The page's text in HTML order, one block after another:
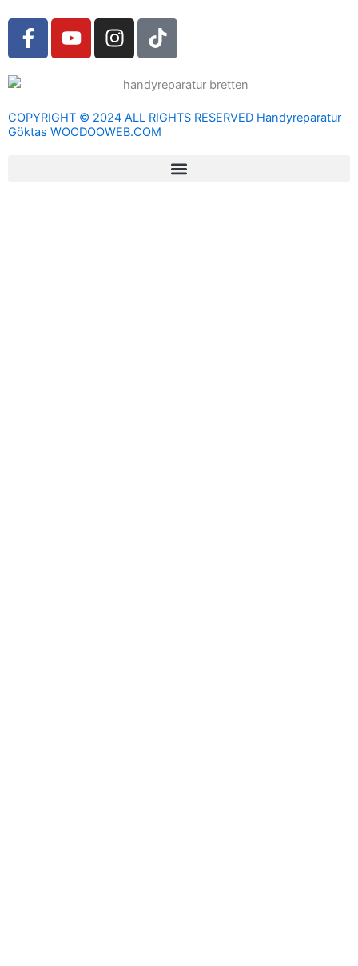
F
a
b
o
Y
o
u
b
I
n
a
g
T
i
t
o
k
COPYRIGHT © 2024 ALL RIGHTS RESERVED Handyreparatur
Göktas WOODOOWEB.COM